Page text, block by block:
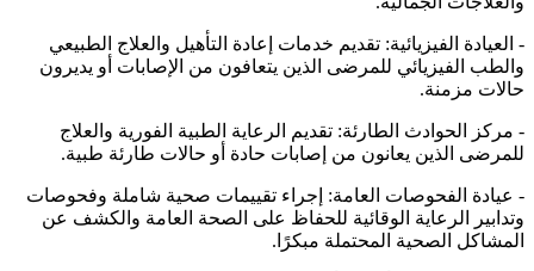
- العيادة الفيزيائية: تقديم خدمات إعادة التأهيل والعلاج الطبيعي
والطب الفيزيائي للمرضى الذين يتعافون من الإصابات أو يديرون
حالات مزمنة.
- مركز الحوادث الطارئة: تقديم الرعاية الطبية الفورية والعلاج
للمرضى الذين يعانون من إصابات حادة أو حالات طارئة طبية.
- عيادة الفحوصات العامة: إجراء تقييمات صحية شاملة وفحوصات
وتدابير الرعاية الوقائية للحفاظ على الصحة العامة والكشف عن
المشاكل الصحية المحتملة مبكرًا.